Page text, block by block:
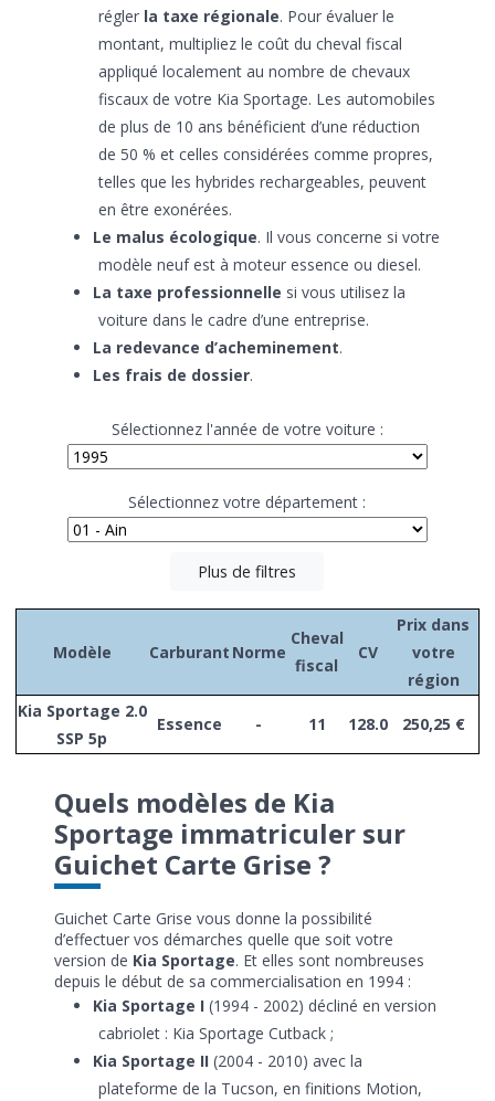
régler la taxe régionale. Pour évaluer le
montant, multipliez le coût du cheval fiscal
appliqué localement au nombre de chevaux
fiscaux de votre Kia Sportage. Les automobiles
de plus de 10 ans bénéficient d’une réduction
de 50 % et celles considérées comme propres,
telles que les hybrides rechargeables, peuvent
en être exonérées.
Le malus écologique. Il vous concerne si votre
modèle neuf est à moteur essence ou diesel.
La taxe professionnelle si vous utilisez la
voiture dans le cadre d’une entreprise.
La redevance d’acheminement.
Les frais de dossier.
Sélectionnez l'année de votre voiture :
Sélectionnez votre département :
Plus de filtres
Modèle Carburant Norme
Cheval
fiscal
CV
Prix dans
votre
région
Kia Sportage 2.0
SSP 5p
Essence - 11 128.0 250,25 €
Quels modèles de Kia
Sportage immatriculer sur
Guichet Carte Grise ?
Guichet Carte Grise vous donne la possibilité
d’effectuer vos démarches quelle que soit votre
version de Kia Sportage. Et elles sont nombreuses
depuis le début de sa commercialisation en 1994 :
Kia Sportage I(1994 - 2002) décliné en version
cabriolet : Kia Sportage Cutback ;
Kia Sportage II(2004 - 2010) avec la
plateforme de la Tucson, en finitions Motion,